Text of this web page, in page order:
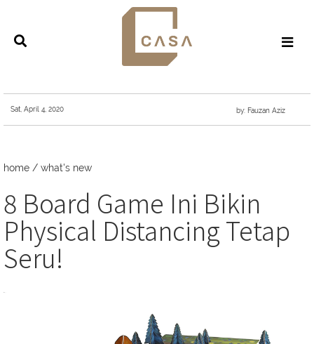
Sat, April 4, 2020 by: Fauzan Aziz
home / what's new
8 Board Game Ini Bikin
Physical Distancing Tetap
Seru!